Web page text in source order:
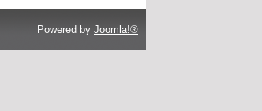
Powered by Joomla!®